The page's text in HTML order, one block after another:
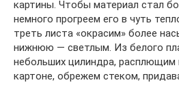
картины. Чтобы материал стал
немного прогреем его в чуть
треть листа «окрасим» более
нижнюю — светлым. Из белого
небольших цилиндра, расплющим
картоне, обрежем стеком,